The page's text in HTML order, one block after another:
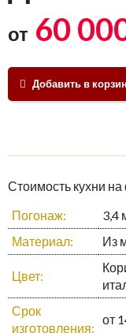
от 60
Добавить в
Стоимость кухни на
Погонаж:
3,4
Материал:
Из
Цвет:
Срок
изготовления:
от